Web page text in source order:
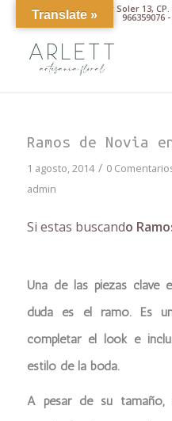
Av. Pintor Xavier Soler 13,
966359076
Ramos de Novia
1 agosto, 2014 / 0
admin
Si estas buscando
Una de las piezas clave
duda es el ramo. Es
completar el look e
estilo de la boda.
A pesar de su
Translate »